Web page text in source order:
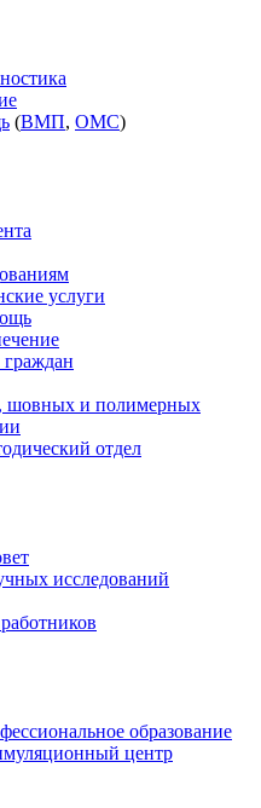
(ВМП, ОМС)
услуги
граждан
шовных и полимерных
отдел
исследований
образование
центр